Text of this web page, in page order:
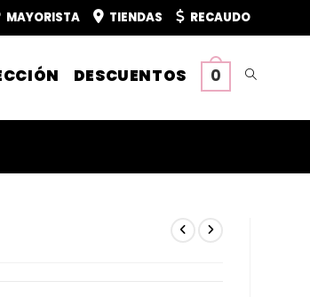
MAYORISTA TIENDAS RECAUDO
DESCUENTOS 0 Alternar